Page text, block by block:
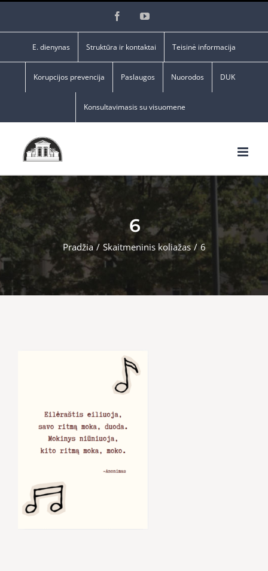
FacebookYouTube
E. dienynas Struktūra ir kontaktai Teisinė informacija
Korupcijos prevencija Paslaugos Nuorodos DUK
Konsultavimasis su visuomene
6
Pradžia / Skaitmeninis koliažas / 6